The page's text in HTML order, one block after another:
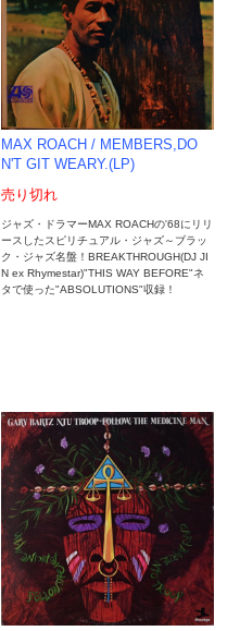
MAX ROACH / MEMBERS,DO
N'T GIT WEARY.(LP)
売り切れ
ジャズ・ドラマーMAX ROACHの'68にリリ
ースしたスピリチュアル・ジャズ～ブラッ
ク・ジャズ名盤！BREAKTHROUGH(DJ JI
N ex Rhymestar)"THIS WAY BEFORE"ネ
タで使った"ABSOLUTIONS"収録！